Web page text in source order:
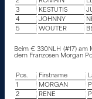
3
KESTUTIS
4
JOHNNY
5
WOUTER
Beim € 330NLH (#17) am
dem Franzosen Morgan
Pos. Firstname
1
MORGAN
2
RENE